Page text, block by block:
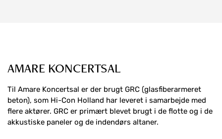
AMARE KONCERTSAL
Til Amare Koncertsal er der brugt GRC (glasfiberarmeret
beton), som Hi-Con Holland har leveret i samarbejde med
flere aktører. GRC er primært blevet brugt i de flotte og i de
akkustiske paneler og de indendørs altaner.